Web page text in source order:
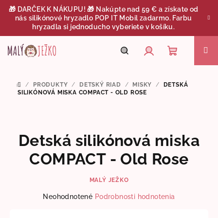
Prejsť
🎁 DARČEK K NÁKUPU! 🎁 Nakúpte nad 59 € a získate od
nás silikónové hryzadlo POP IT Mobil zadarmo. Farbu
hryzadla si jednoducho vyberiete v košíku.
Nákupný
DOMOV
/ PRODUKTY / DETSKÝ RIAD / MISKY /
DETSKÁ
SILIKÓNOVÁ MISKA COMPACT - OLD ROSE
Detská silikónová miska
COMPACT - Old Rose
MALÝ JEŽKO
Priemerné
Neohodnotené Podrobnosti hodnotenia